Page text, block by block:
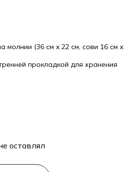
молнии (36 см x 22 см, сови 16 см x
прокладкой для хранения
оставлял